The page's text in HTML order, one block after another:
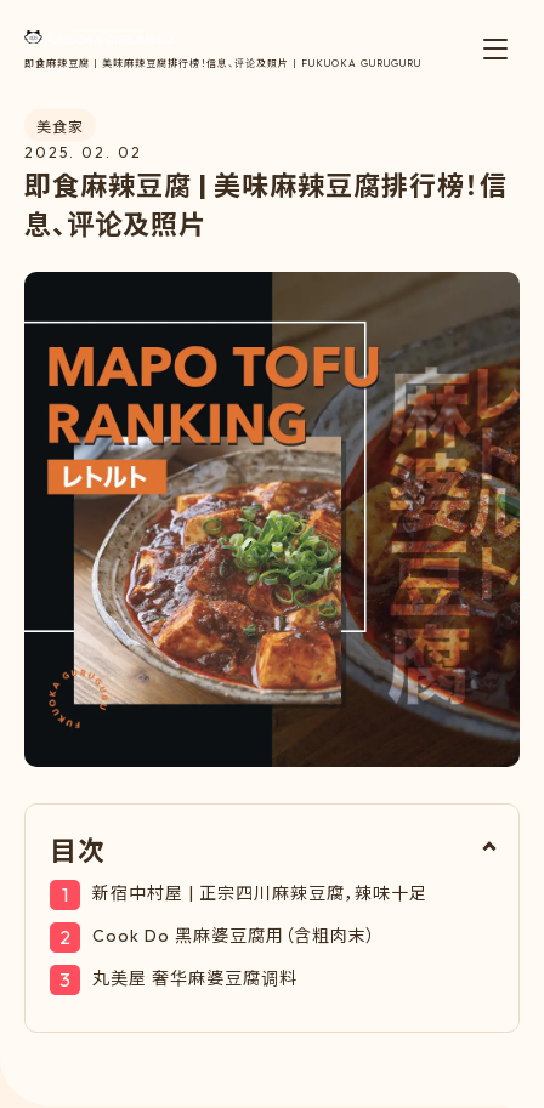
即食麻辣豆腐 | 美味麻辣豆腐排行榜！信息、评论及照片 | FUKUOKA GURUGURU
美食家
2025. 02. 02
即食麻辣豆腐 | 美味麻辣豆腐排行榜！信
息、评论及照片
目次
新宿中村屋 | 正宗四川麻辣豆腐，辣味十足
Cook Do 黑麻婆豆腐用（含粗肉末）
丸美屋 奢华麻婆豆腐调料